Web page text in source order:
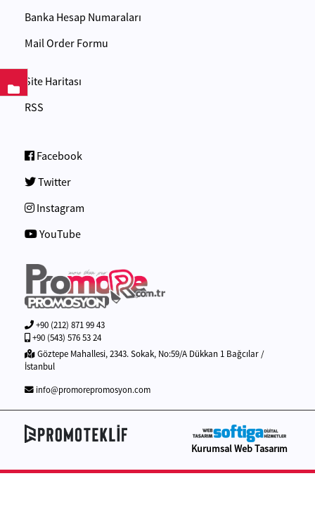
Banka Hesap Numaraları
Mail Order Formu
Site Haritası
RSS
Facebook
Twitter
Instagram
YouTube
+90 (212) 871 99 43
+90 (543) 576 53 24
Göztepe Mahallesi, 2343. Sokak, No:59/A Dükkan 1 Bağcılar /
İstanbul
info@promorepromosyon.com
Kurumsal Web Tasarım